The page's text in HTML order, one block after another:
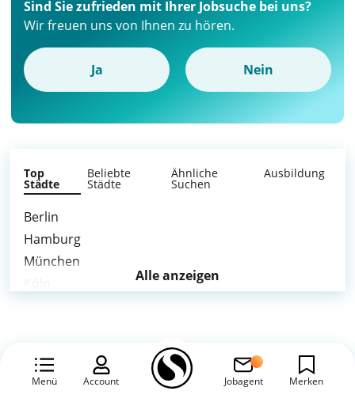
Menü Account Jobagent Merken
Sind Sie zufrieden mit Ihrer Jobsuche bei uns?
Wir freuen uns von Ihnen zu hören.
Ja Nein
Top
Städte
Beliebte
Städte
Ähnliche
Suchen
Ausbildung
Berlin
Hamburg
München
Leipzig
Alle anzeigen